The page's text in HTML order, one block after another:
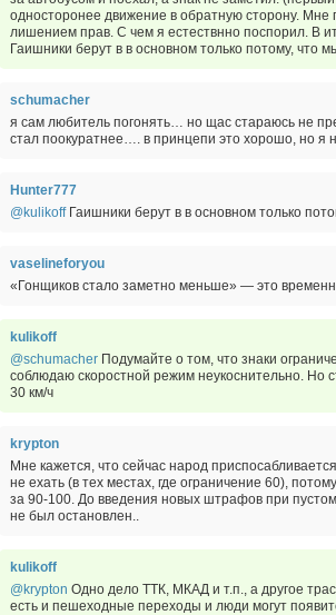
односторонее движение в обратную сторону. Мне
лишением прав. С чем я естествнно поспорил. В
Гаишники берут в в основном только потому, что
schumacher
я сам любитель погонять… но щас стараюсь не
стал поокуратнее…. в принцепи это хорошо, но я
Hunter777
@kulikoffГаишники берут в в основном только
vaselineforyou
«Гонщиков стало заметно меньше» — это
kulikoff
@schumacher Подумайте о том, что знаки
соблюдаю скоростной режим неукоснительно.
30 км/ч
krypton
Мне кажется, что сейчас народ
не ехать (в тех местах, где ограничение 60),
за 90-100. До введения новых штрафов при
не был остановлен..
kulikoff
@krypton Одно дело ТТК, МКАД и т.п., а другое
есть и пешеходные переходы и люди могут